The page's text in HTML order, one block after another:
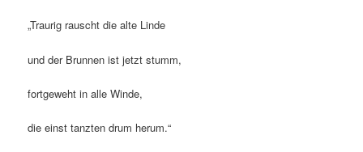
„Traurig rauscht die alte Linde
und der Brunnen ist jetzt stumm,
fortgeweht in alle Winde,
die einst tanzten drum herum.“